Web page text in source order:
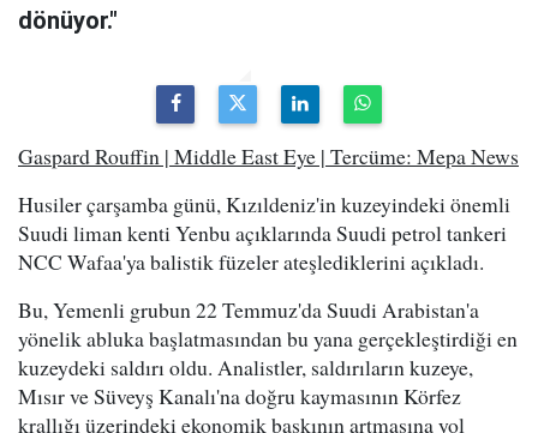
dönüyor."
Gaspard Rouffin | Middle East Eye | Tercüme: Mepa News
Husiler çarşamba günü, Kızıldeniz'in kuzeyindeki önemli
Suudi liman kenti Yenbu açıklarında Suudi petrol tankeri
NCC Wafaa'ya balistik füzeler ateşlediklerini açıkladı.
Bu, Yemenli grubun 22 Temmuz'da Suudi Arabistan'a
yönelik abluka başlatmasından bu yana gerçekleştirdiği en
kuzeydeki saldırı oldu. Analistler, saldırıların kuzeye,
Mısır ve Süveyş Kanalı'na doğru kaymasının Körfez
krallığı üzerindeki ekonomik baskının artmasına yol